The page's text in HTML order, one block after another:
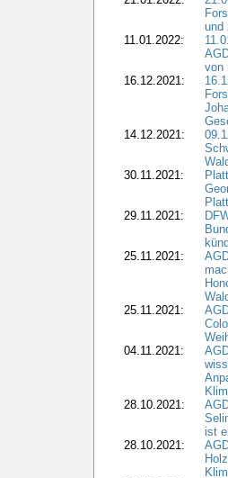
und
11.01.2022:
von
16.12.2021:
14.12.2021:
30.11.2021:
29.11.2021:
25.11.2021:
25.11.2021:
04.11.2021:
28.10.2021:
ist
28.10.2021: